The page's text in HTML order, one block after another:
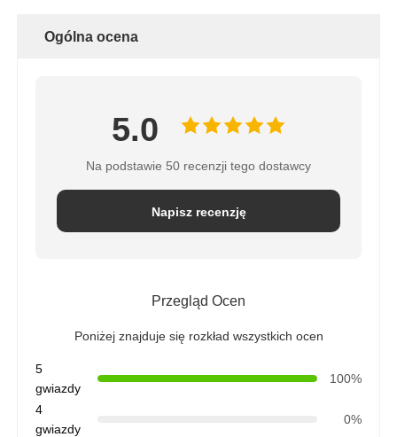
Ogólna ocena
5.0
Na podstawie 50 recenzji tego dostawcy
Napisz recenzję
Przegląd Ocen
Poniżej znajduje się rozkład wszystkich ocen
5
gwiazdy
100%
4
gwiazdy
0%